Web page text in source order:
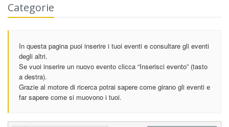
Categorie
In questa pagina puoi inserire i tuoi eventi e consultare gli eventi
degli altri.
Se vuoi inserire un nuovo evento clicca “Inserisci evento” (tasto
a destra).
Grazie al motore di ricerca potrai sapere come girano gli eventi e
far sapere come si muovono i tuoi.